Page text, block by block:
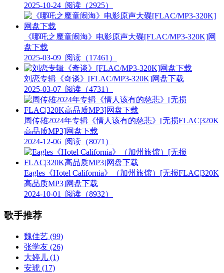
2025-10-24 阅读（2925）
《哪吒之魔童闹海》电影原声大碟[FLAC/MP3-320K]网
盘下载
2025-03-09 阅读（17461）
刘恋专辑《奇谈》[FLAC/MP3-320K]网盘下载
2025-03-07 阅读（4731）
周传雄2024年专辑《情人该有的慈悲》[无损FLAC|320K
高品质MP3]网盘下载
2024-12-06 阅读（8071）
Eagles《Hotel California》（加州旅馆）[无损FLAC|320K
高品质MP3]网盘下载
2024-10-01
阅读（8932）
歌手推荐
魏佳艺 (99)
张学友 (26)
大婷儿 (1)
安琥 (17)